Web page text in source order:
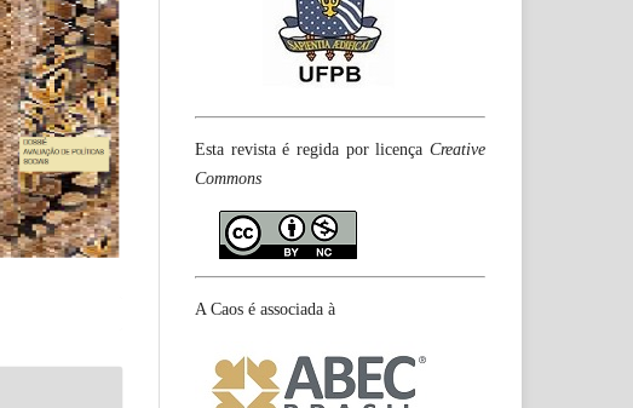
Esta revista é regida por licença Creative
Commons
A Caos é associada à